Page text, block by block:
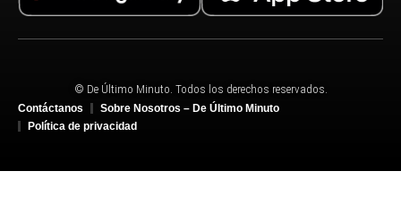
© De Último Minuto. Todos los derechos reservados.
Contáctanos
Sobre Nosotros – De Último Minuto
Política de privacidad